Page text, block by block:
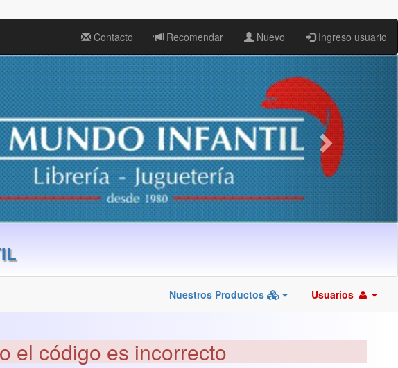
Contacto Recomendar Nuevo Ingreso usuario
Nuestros Productos Usuarios
el código es incorrecto